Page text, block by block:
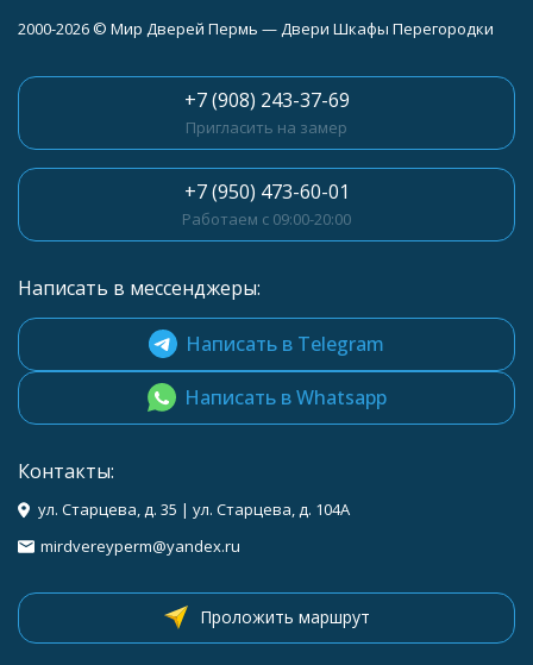
2000-2026 © Мир Дверей Пермь — Двери Шкафы Перегородки
+7 (908) 243-37-69
Пригласить на замер
+7 (950) 473-60-01
Работаем с 09:00-20:00
Написать в мессенджеры:
Написать в Telegram
Написать в Whatsapp
Контакты:
ул. Старцева, д. 35 | ул. Старцева, д. 104A
mirdvereyperm@yandex.ru
Проложить маршрут